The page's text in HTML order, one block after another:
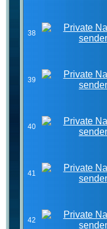
38
39
40
41
42